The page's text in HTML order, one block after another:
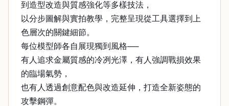
到造型改造與質感強化等多樣技法，
以分步圖解與實拍教學，完整呈現從工具選擇到上
色層次的關鍵細節。
每位模型師各自展現獨到風格──
有人追求金屬質感的冷冽光澤，有人強調戰損效果
的臨場氣勢，
也有人透過創意配色與改造延伸，打造全新姿態的
攻擊鋼彈。